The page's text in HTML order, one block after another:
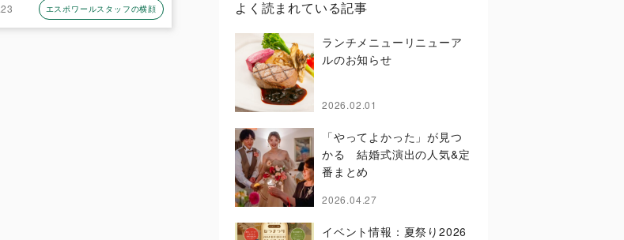
エスポワールスタッフの横顔 よく読まれている記事
ランチメニューリニューア
ルのお知らせ
2026.02.01
「やってよかった」が見つ
かる 結婚式演出の人気&定
番まとめ
2026.04.27
イベント情報：夏祭り2026